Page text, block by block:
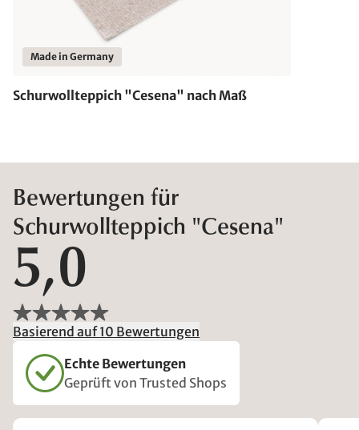
Made in Germany
Schurwollteppich "Cesena" nach Maß
Bewertungen für
Schurwollteppich "Cesena"
5,0
Basierend auf 10 Bewertungen
Echte Bewertungen
Geprüft von Trusted Shops